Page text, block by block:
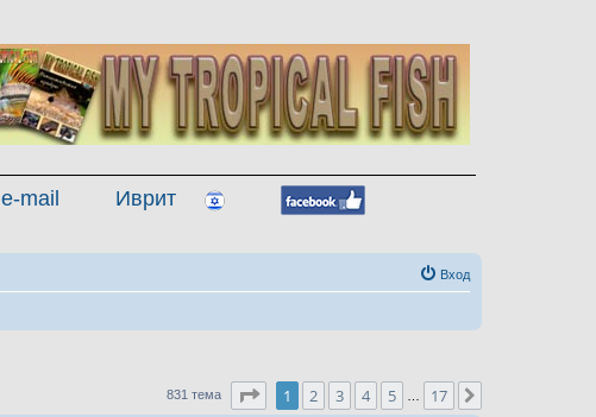
e-mail Иврит
Вход
831 тема Страница 1 из17
1 2 3 4 5 17